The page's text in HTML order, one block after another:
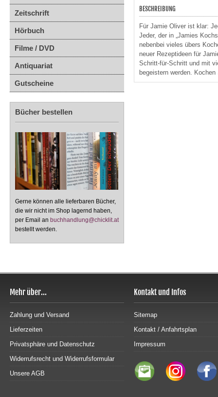
Zeitschrift
Hörbuch
Filme / DVD
Antiquariat
Gutscheine
Bücher bestellen
Gerne können alle lieferbaren Bücher,
die wir nicht im Shop lagernd haben,
per Email an buchhandlung@chicklit.at
bestellt werden.
BESCHREIBUNG
Für Jamie Oliver ist klar:
Jeder, der in „Jamies
nebenbei vieles übers
neuer Rezeptideen für
Schritt-für-Schritt und mit
begeistern werden.
Mehr über...
Zahlung und Versand
Lieferzeiten
Privatsphäre und Datenschutz
Widerrufsrecht und Widerrufsformular
Unsere AGB
Kontakt und Infos
Sitemap
Kontakt / Anfahrtsplan
Impressum